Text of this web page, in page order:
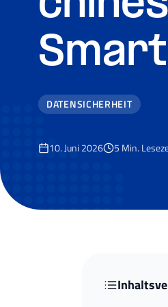
DATENSICHERHEIT
10. Juni 2026 5 Min.